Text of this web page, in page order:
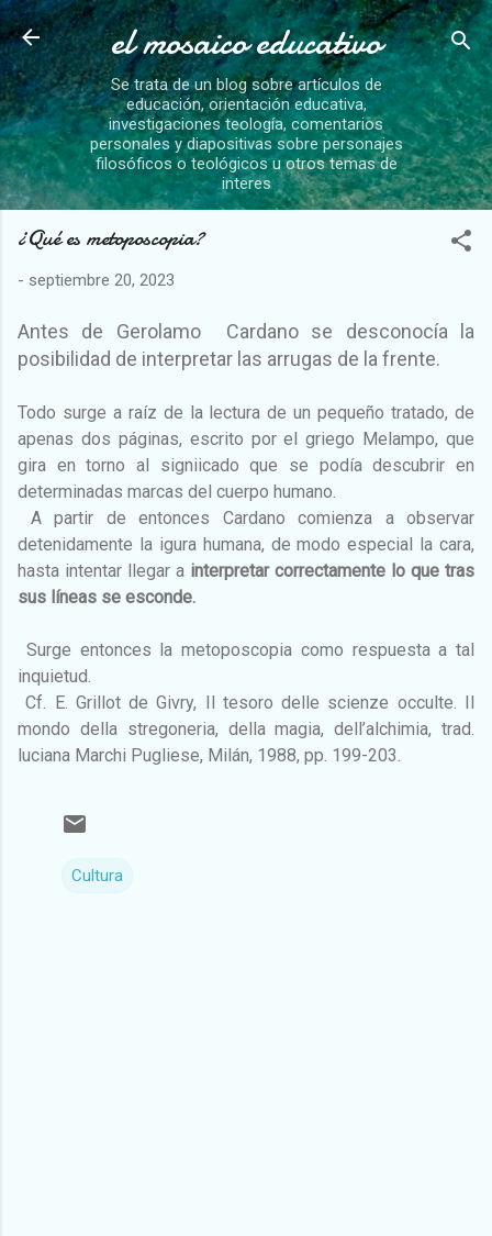
Ir al contenido principal
el mosaico educativo
Se trata de un blog sobre artículos de
educación, orientación educativa,
investigaciones teología, comentarios
personales y diapositivas sobre personajes
filosóficos o teológicos u otros temas de
interes
¿Qué es metoposcopia?
- septiembre 20, 2023
Antes de Gerolamo Cardano se desconocía la
posibilidad de interpretar las arrugas de la frente.
Todo surge a raíz de la lectura de un pequeño tratado, de
apenas dos páginas, escrito por el griego Melampo, que
gira en torno al signiicado que se podía descubrir en
determinadas marcas del cuerpo humano.
A partir de entonces Cardano comienza a observar
detenidamente la igura humana, de modo especial la cara,
hasta intentar llegar a interpretar correctamente lo que tras
sus líneas se esconde.
Surge entonces la metoposcopia como respuesta a tal
inquietud.
Cf. E. Grillot de Givry, Il tesoro delle scienze occulte. Il
mondo della stregoneria, della magia, dell’alchimia, trad.
luciana Marchi Pugliese, Milán, 1988, pp. 199-203.
Cultura